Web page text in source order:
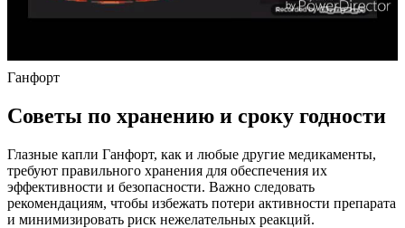
Ганфорт
Советы по хранению и сроку годности
Глазные капли Ганфорт, как и любые другие медикаменты,
требуют правильного хранения для обеспечения их
эффективности и безопасности. Важно следовать
рекомендациям, чтобы избежать потери активности препарата
и минимизировать риск нежелательных реакций.